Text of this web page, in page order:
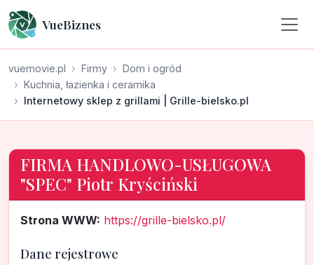
VueBiznes
vuemovie.pl Firmy
Dom i ogród
Kuchnia, łazienka i ceramika
Internetowy sklep z grillami | Grille-bielsko.pl
FIRMA HANDLOWO-USŁUGOWA
"SPEC" Piotr Kryściński
Strona WWW: https://grille-bielsko.pl/
Dane rejestrowe